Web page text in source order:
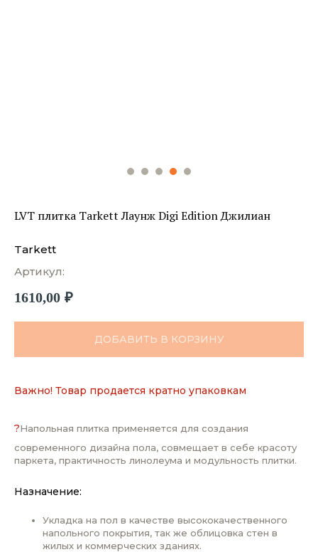
LVT плитка Tarkett Лаунж Digi Edition Джилиан
Tarkett
Артикул:
1610,00 ₽
ДОБАВИТЬ В КОРЗИНУ
Важно! Товар продается кратно упаковкам
?Напольная плитка применяется для создания
современного дизайна пола, совмещает в себе красоту
паркета, практичность линолеума и модульность плитки.
Назначение:
Укладка на пол в качестве высококачественного
напольного покрытия, так же облицовка стен в
жилых и коммерческих зданиях.